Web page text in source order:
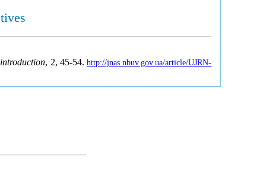
, 2, 45-54.http://jnas.nbuv.gov.ua/article/UJRN-